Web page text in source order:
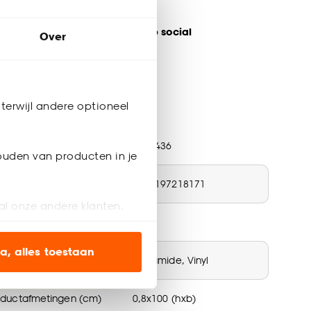
Over
andere optioneel
van producten in je
onze andere klanten.
om alleen de
wel of niet te
alles toestaan
jouw product & volg ons op social
4323436
8720197218171
Polyamide, Vinyl
(cm) 0,8x100 (hxb)